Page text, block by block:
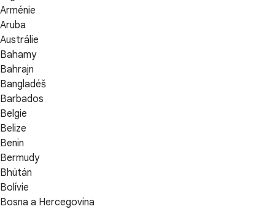
Arménie
Aruba
Austrálie
Bahamy
Bahrajn
Bangladéš
Barbados
Belgie
Belize
Benin
Bermudy
Bhútán
Bolívie
Bosna a Hercegovina